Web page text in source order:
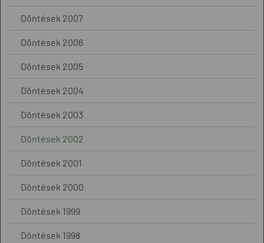
Döntések 2007
Döntések 2006
Döntések 2005
Döntések 2004
Döntések 2003
Döntések 2002
Döntések 2001
Döntések 2000
Döntések 1999
Döntések 1998